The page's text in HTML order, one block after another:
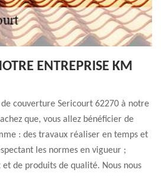
ENTREPRISE KM
couverture Sericourt 62270 à notre
que, vous allez bénéficier de
: des travaux réaliser en temps et
les normes en vigueur ;
et de produits de qualité. Nous nous